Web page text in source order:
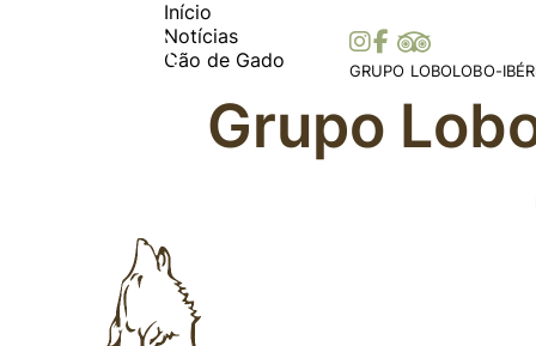
GRUPO LOBO
A Nossa Associação
Mecenato, Donativos e
LOBO-
Histórias
Início
Notícias
Cão de Gado
Grupo